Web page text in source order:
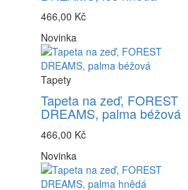
466,00 Kč
Novinka
Tapety
Tapeta na zeď, FOREST
DREAMS, palma béžová
466,00 Kč
Novinka